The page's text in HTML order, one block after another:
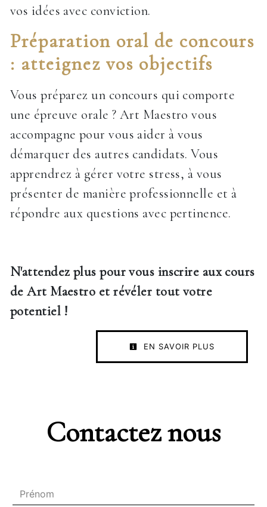
vos idées avec conviction.
Préparation oral de concours
: atteignez vos objectifs
Vous préparez un concours qui comporte
une épreuve orale ? Art Maestro vous
accompagne pour vous aider à vous
démarquer des autres candidats. Vous
apprendrez à gérer votre stress, à vous
présenter de manière professionnelle et à
répondre aux questions avec pertinence.
N'attendez plus pour vous inscrire aux cours
de Art Maestro et révéler tout votre
potentiel !
EN SAVOIR PLUS
Contactez nous